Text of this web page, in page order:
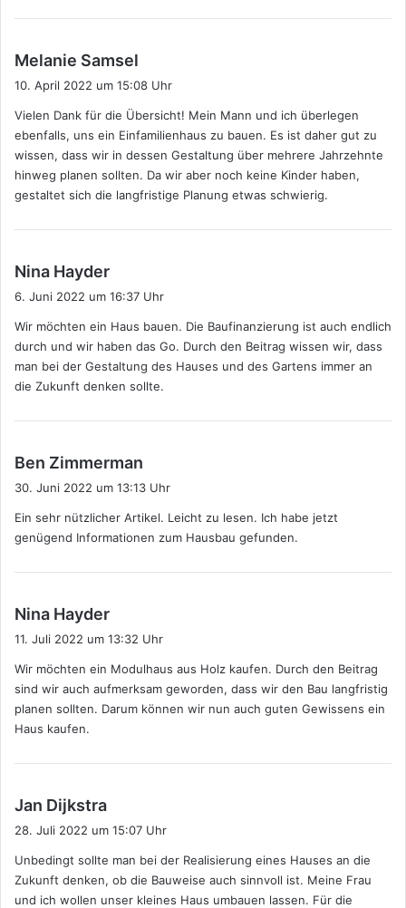
Melanie Samsel
t
:
10. April 2022 um 15:08 Uhr
Vielen Dank für die Übersicht! Mein Mann und ich überlegen
ebenfalls, uns ein Einfamilienhaus zu bauen. Es ist daher gut zu
wissen, dass wir in dessen Gestaltung über mehrere Jahrzehnte
hinweg planen sollten. Da wir aber noch keine Kinder haben,
gestaltet sich die langfristige Planung etwas schwierig.
Nina Hayder
t
:
6. Juni 2022 um 16:37 Uhr
Wir möchten ein Haus bauen. Die Baufinanzierung ist auch endlich
durch und wir haben das Go. Durch den Beitrag wissen wir, dass
man bei der Gestaltung des Hauses und des Gartens immer an
die Zukunft denken sollte.
Ben Zimmerman
t
:
30. Juni 2022 um 13:13 Uhr
Ein sehr nützlicher Artikel. Leicht zu lesen. Ich habe jetzt
genügend Informationen zum Hausbau gefunden.
Nina Hayder
t
:
11. Juli 2022 um 13:32 Uhr
Wir möchten ein Modulhaus aus Holz kaufen. Durch den Beitrag
sind wir auch aufmerksam geworden, dass wir den Bau langfristig
planen sollten. Darum können wir nun auch guten Gewissens ein
Haus kaufen.
Jan Dijkstra
t
:
28. Juli 2022 um 15:07 Uhr
Unbedingt sollte man bei der Realisierung eines Hauses an die
Zukunft denken, ob die Bauweise auch sinnvoll ist. Meine Frau
und ich wollen unser kleines Haus umbauen lassen. Für die